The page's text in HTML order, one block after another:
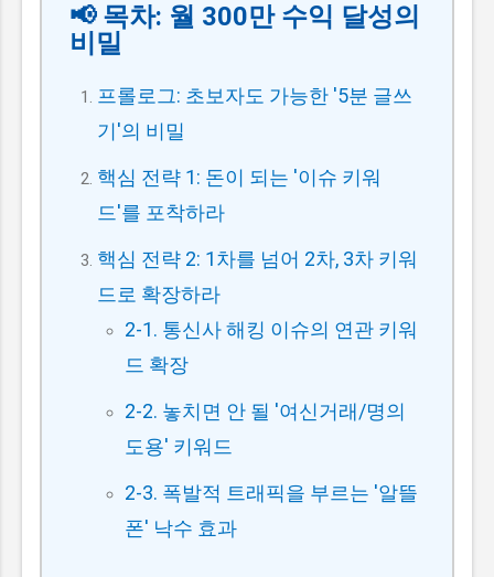
용자가 굳이 내 글을 직접 눌러서 읽어야 하는
명확한 이유 를 제시하지 못하면 살아남기 힘든
📢 목차: 월 300만 수익 달성의
비밀
프롤로그: 초보자도 가능한 '5분 글쓰
기'의 비밀
핵심 전략 1: 돈이 되는 '이슈 키워
드'를 포착하라
핵심 전략 2: 1차를 넘어 2차, 3차 키워
드로 확장하라
2-1. 통신사 해킹 이슈의 연관 키워
드 확장
2-2. 놓치면 안 될 '여신거래/명의
도용' 키워드
2-3. 폭발적 트래픽을 부르는 '알뜰
폰' 낙수 효과